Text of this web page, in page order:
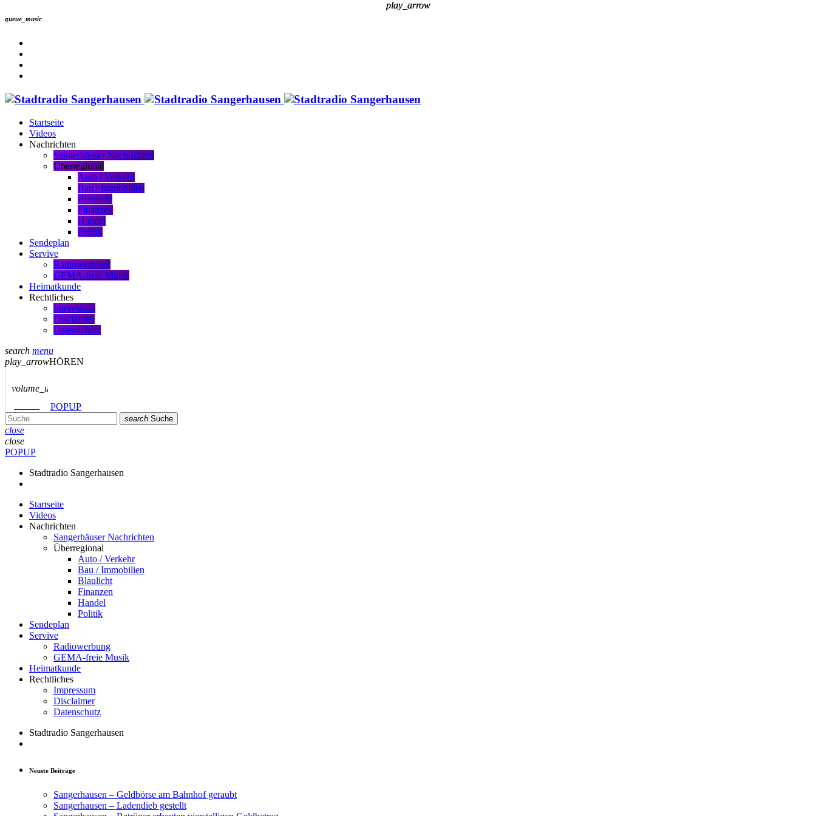
queue_music
Startseite
Videos
Nachrichten
Sangerhäuser Nachrichten
Überregional
Auto / Verkehr
Bau / Immobilien
Blaulicht
Finanzen
Handel
Politik
Sendeplan
Servive
Radiowerbung
GEMA-freie Musik
Heimatkunde
Rechtliches
Impressum
Disclaimer
Datenschutz
search menu
play_arrowHÖREN
volume_up
POPUP
search Suche
close
close
POPUP
play_arrow
Stadtradio Sangerhausen
Startseite
Videos
Nachrichten
Sangerhäuser Nachrichten
Überregional
Auto / Verkehr
Bau / Immobilien
Blaulicht
Finanzen
Handel
Politik
Sendeplan
Servive
Radiowerbung
GEMA-freie Musik
Heimatkunde
Rechtliches
Impressum
Disclaimer
Datenschutz
play_arrow
Stadtradio Sangerhausen
Neuste Beiträge
Sangerhausen – Geldbörse am Bahnhof geraubt
Sangerhausen – Ladendieb gestellt